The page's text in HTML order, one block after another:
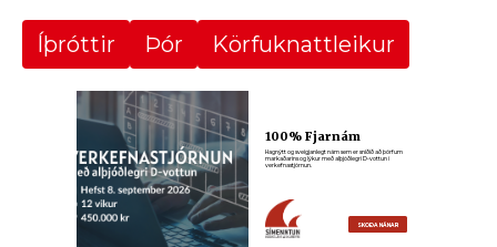
Íþróttir Þór Körfuknattleikur